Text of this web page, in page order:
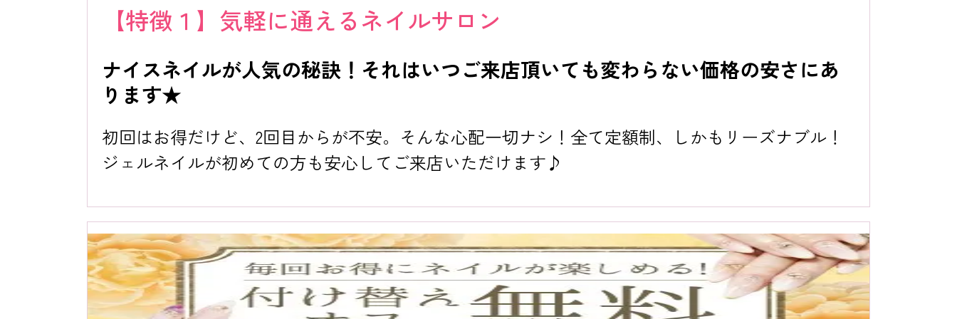
【特徴１】気軽に通えるネイルサロン
ナイスネイルが人気の秘訣！それはいつご来店頂いても変わらない価格の安さにあ
ります★
初回はお得だけど、2回目からが不安。そんな心配一切ナシ！全て定額制、しかもリーズナブル！
ジェルネイルが初めての方も安心してご来店いただけます♪